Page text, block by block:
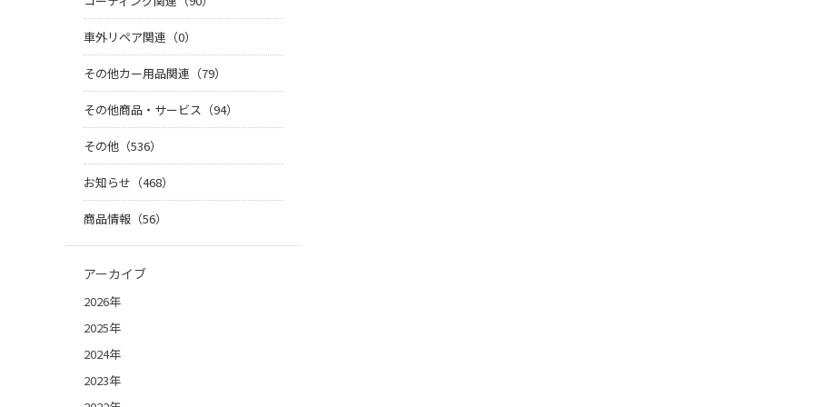
車外リペア関連（0）
その他カー用品関連（79）
その他商品・サービス（94）
その他（536）
お知らせ（468）
商品情報（56）
アーカイブ
2026年
2025年
2024年
2023年